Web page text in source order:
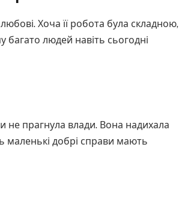
Хоча її робота була складною,
багато людей навіть сьогодні
не прагнула влади. Вона надихала
маленькі добрі справи мають